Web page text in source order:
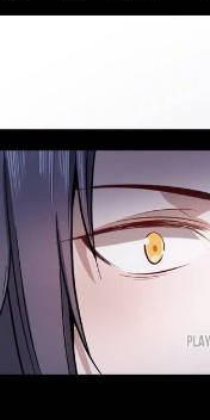
Trùng Sinh
Trọng sinh
Tu Tiên
Xuyên Không
Đô Thị
Tin